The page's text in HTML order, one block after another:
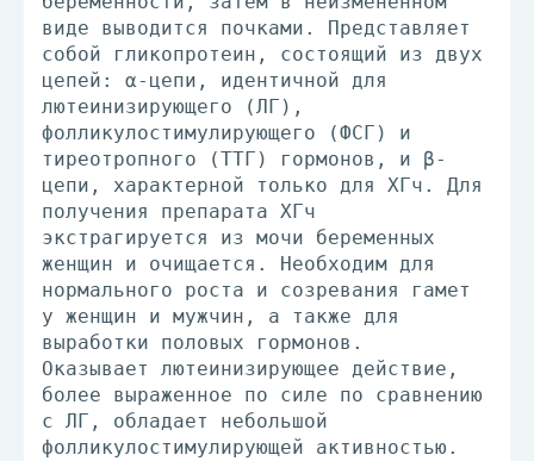
виде выводится почками. Представляет
собой гликопротеин, состоящий из двух
цепей: α-цепи, идентичной для
лютеинизирующего (ЛГ),
фолликулостимулирующего (ФСГ) и
тиреотропного (ТТГ) гормонов, и β-
цепи, характерной только для ХГч. Для
получения препарата ХГч
экстрагируется из мочи беременных
женщин и очищается. Необходим для
нормального роста и созревания гамет
у женщин и мужчин, а также для
выработки половых гормонов.
Оказывает лютеинизирующее действие,
более выраженное по силе по сравнению
с ЛГ, обладает небольшой
фолликулостимулирующей активностью.